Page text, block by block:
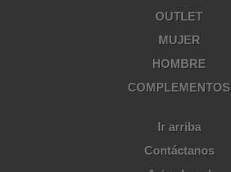
OUTLET
MUJER
HOMBRE
COMPLEMENTOS
Ir arriba
Contáctanos